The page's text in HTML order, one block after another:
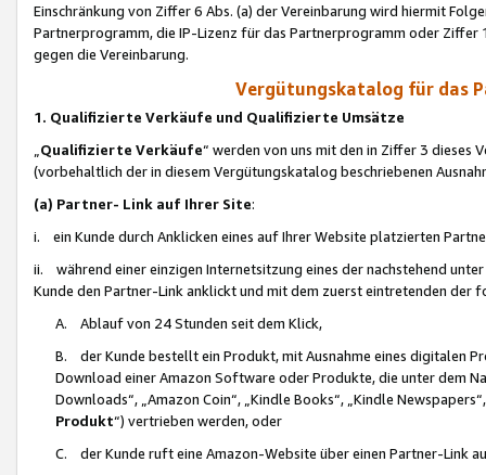
Einschränkung von Ziffer 6 Abs. (a) der Vereinbarung wird hiermit
Partnerprogramm, die IP-Lizenz für das Partnerprogramm oder
gegen die Vereinbarung.
Vergütungskatalog für das
1. Qualifizierte Verkäufe und Qualifizierte Umsätze
Qualifizierte Verkäufe“ werden von uns mit den in Ziffer 3
(vorbehaltlich der in diesem Vergütungskatalog beschriebenen
(a) Partner- Link auf Ihrer Site:
i. ein Kunde durch Anklicken eines auf Ihrer Website platzierten
ii. während einer einzigen Internetsitzung eines der nachstehend
Kunde den Partner-Link anklickt und mit dem zuerst eintretenden der
A. Ablauf von 24 Stunden seit dem Klick,
B. der Kunde bestellt ein Produkt, mit Ausnahme eines digitalen
Download einer Amazon Software oder Produkte, die unter dem
Downloads“, „Amazon Coin“, „Kindle Books“, „Kindle
Produkt“) vertrieben werden, oder
C. der Kunde ruft eine Amazon-Website über einen Partner-Link